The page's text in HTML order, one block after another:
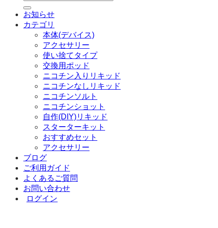
索
対
象:
お知らせ
カテゴリ
本体(デバイス)
アクセサリー
使い捨てタイプ
交換用ポッド
ニコチン入りリキッド
ニコチンなしリキッド
ニコチンソルト
ニコチンショット
自作(DIY)リキッド
スターターキット
おすすめセット
アクセサリー
ブログ
ご利用ガイド
よくあるご質問
お問い合わせ
ログイン